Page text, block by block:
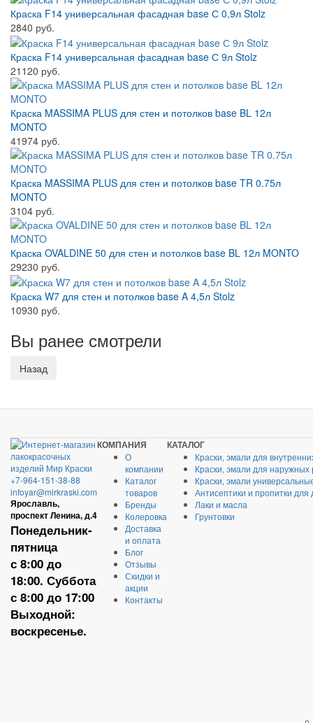
Краска F14 универсальная фасадная base С 0,9л Stolz
2840 руб.
Краска F14 универсальная фасадная base С 9л Stolz
21120 руб.
Краска MASSIMA PLUS для стен и потолков base BL 12л
MONTO
41974 руб.
Краска MASSIMA PLUS для стен и потолков base TR 0.75л
MONTO
3104 руб.
Краска OVALDINE 50 для стен и потолков base BL 12л MONTO
29230 руб.
Краска W7 для стен и потолков base A 4,5л Stolz
10930 руб.
Вы ранее смотрели
+7-964-151-38-88
infoyar@mirkraski.com
Ярославль,
проспект Ленина, д.4
Понедельник-
пятница
с 8:00 до
18:00. Суббота
с 8:00 до 17:00
Выходной:
воскресенье.
КОМПАНИЯ
О
компании
Каталог
товаров
Бренды
Колеровка
Доставка
и оплата
Блог
Отзывы
Скидки и
акции
Контакты
КАТАЛОГ
Краски, эмали для
Краски, эмали для наружных
Краски, эмали
Антисептики и пропитки для
Лаки и масла
Грунтовки